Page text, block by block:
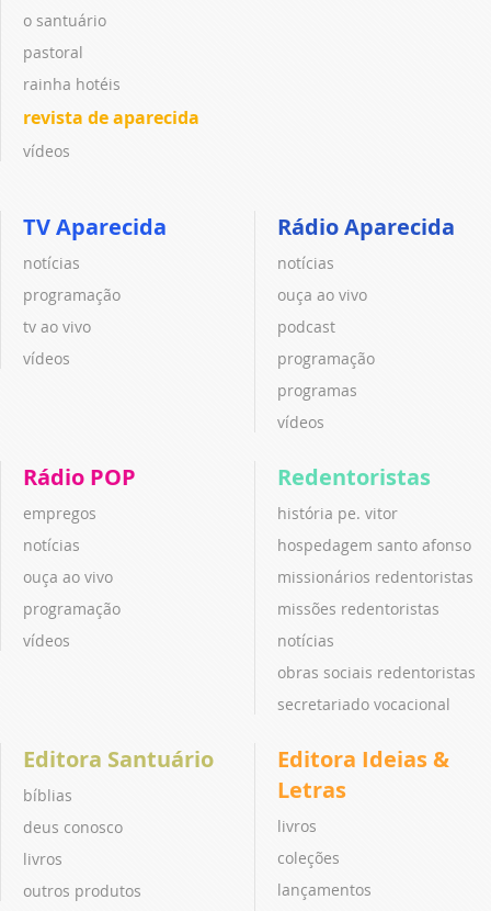
o santuário
pastoral
rainha hotéis
revista de aparecida
vídeos
TV Aparecida
notícias
programação
tv ao vivo
vídeos
Rádio Aparecida
notícias
ouça ao vivo
podcast
programação
programas
vídeos
Rádio POP
empregos
notícias
ouça ao vivo
programação
vídeos
Redentoristas
história pe. vitor
hospedagem santo afonso
missionários redentoristas
missões redentoristas
notícias
obras sociais redentoristas
secretariado vocacional
Editora Santuário
bíblias
deus conosco
livros
outros produtos
Editora Ideias &
Letras
livros
coleções
lançamentos